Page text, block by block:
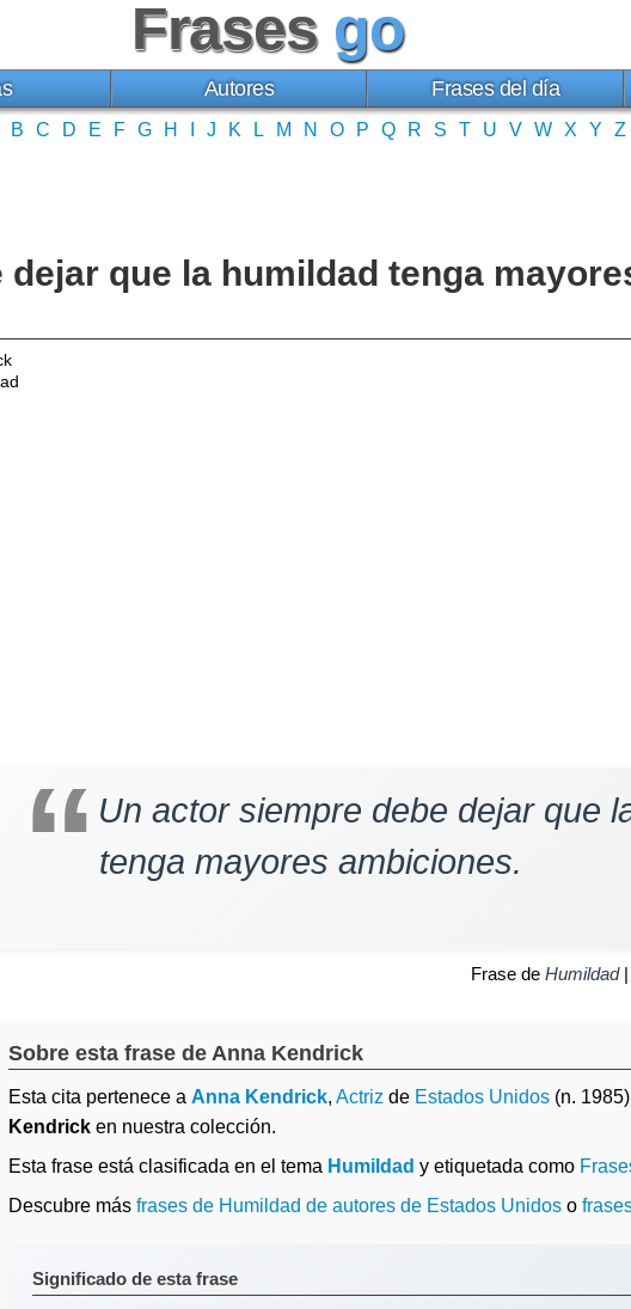
Frases go
Autores Frases del día
B C D E F G H J K L M N O P Q R S T U V W X Y Z
dejar que la humildad tenga
Un actor siempre debe dejar que
tenga mayores ambiciones.
Frase de Humildad
Sobre esta frase de Anna Kendrick
Esta cita pertenece a Anna Kendrick, Actriz de Estados Unidos (n.
Kendrick en nuestra colección.
Esta frase está clasificada en el tema Humildad y etiquetada como
Descubre más frases de Humildad de autores de Estados Unidos o
Significado de esta frase